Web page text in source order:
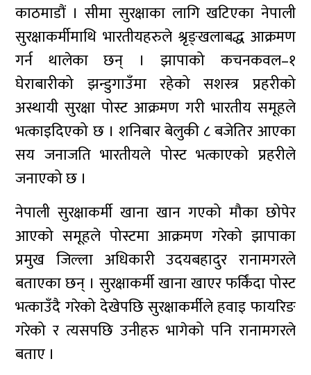
काठमाडौं । सीमा सुरक्षाका लागि खटिएका नेपाली
सुरक्षाकर्मीमाथि भारतीयहरुले श्रृङ्खलाबद्ध आक्रमण
गर्न थालेका छन् । झापाको कचनकवल–१
घेराबारीको झन्डुगाउँमा रहेको सशस्त्र प्रहरीको
अस्थायी सुरक्षा पोस्ट आक्रमण गरी भारतीय समूहले
भत्काइदिएको छ । शनिबार बेलुकी ८ बजेतिर आएका
सय जनाजति भारतीयले पोस्ट भत्काएको प्रहरीले
जनाएको छ ।
नेपाली सुरक्षाकर्मी खाना खान गएको मौका छोपेर
आएको समूहले पोस्टमा आक्रमण गरेको झापाका
प्रमुख जिल्ला अधिकारी उदयबहादुर रानामगरले
बताएका छन् । सुरक्षाकर्मी खाना खाएर फर्किंदा पोस्ट
भत्काउँदै गरेको देखेपछि सुरक्षाकर्मीले हवाइ फायरिङ
गरेको र त्यसपछि उनीहरु भागेको पनि रानामगरले
बताए ।